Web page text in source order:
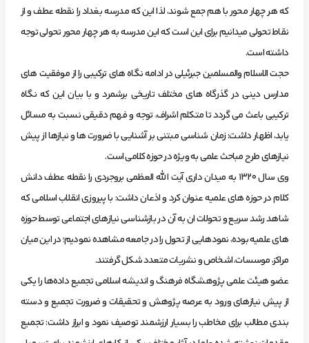
که هر چهار محور با هم جمع شوند، لذا این که مدرسه بغداد را نقطه عطف و از
نقاط تحولی میدانیم برای این است که این مدرسه به هر چهار محور تحولی توجه
داشته است.
حجت الاسلام والمسلمین جبرئیلی در ادامه نگاه های ترکیبی را از موفقیت های
مدارس دینی در گذرگاه های مختلف تاریخی برشمرد و با بیان این که نگاه
ترکیبی باعث می گردد تا متکلم اشراف، توجه و فهم دقیقی نسبت به مسائل
یابد، اظهار داشت: زمان شناسی مبتنی بر آشنایی با ضرورت ها و نیازها از پیش
نیازهای طرح مباحث علمی به ویژه در حوزه کلامی است.
وی سال 1320 به میدان داری آیت الله العظمی بروجردی را نقطه عطف دانش
کلام در حوزه های علمیه عنوان کرد و اذعان داشت: با پیروزی انقلاب اسلامی که
شاهد رشد سریع و تحولات ان به آن در بازشناسی نیازهای اجتماعی توسط حوزه
های علمیه بوده، نمودهایی از تحول را در جامعه مشاهده نمودیم؛ در این میان
مراکز، موسسات، اشخاص و نشریات متعدد شکل گرفتند.
عضو هیئت‌ علمی پژوهشگاه فرهنگ و اندیشه اسلامی تجمیع داده‌ها را یکی
از پیش نیازهای ورود به عرصه پژوهش و تحقیقات و ضرورت تجمیع و دسته
بندی مطالب برای مخاطب را بسیار ارزشمند توصیف نمود و ابراز داشت: تجمیع